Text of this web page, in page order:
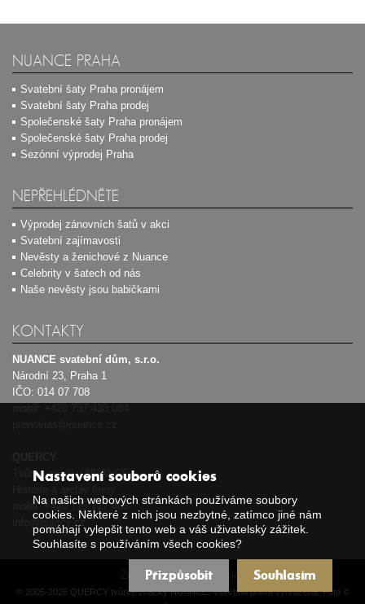
NUANCE PRAHA
Svatební šaty Praha pronájem
Svatební šaty Praha prodej
Společenské šaty Praha pronájem
Společenské šaty Praha prodej
Sezónní výprodej Praha
NEPŘEHLÉDNĚTE
Výprodej zánovních šatů v akci
Svatební zajímavosti
Nevěsty a ženichové z Nuance
Celebrity v šatech od nás
Naše nevěsty jsou babičkami
KONTAKTY
NUANCE svatební dům, s.r.o.
Národní 23, Praha 1
IČO: 014 07 708
Tvůrce značky NUANCE
mobil:+420 725 717 408
info@quercy.cz
Nastavení souborů cookies
Na našich webových stránkách používáme soubory
cookies. Některé z nich jsou nezbytné, zatímco jiné nám
pomáhají vylepšit tento web a váš uživatelský zážitek.
Souhlasíte s používáním všech cookies?
Souhlasím
Přizpůsobit
Zásady používání cookies
© 2005-2026 QUERCY tvůrce značky NUANCE. Všechna práva vyhrazena. Foto ©